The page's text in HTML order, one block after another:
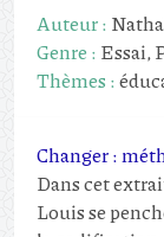
Auteur :
Genre : Essai,
Thèmes :
Changer :
Dans cet
Louis se